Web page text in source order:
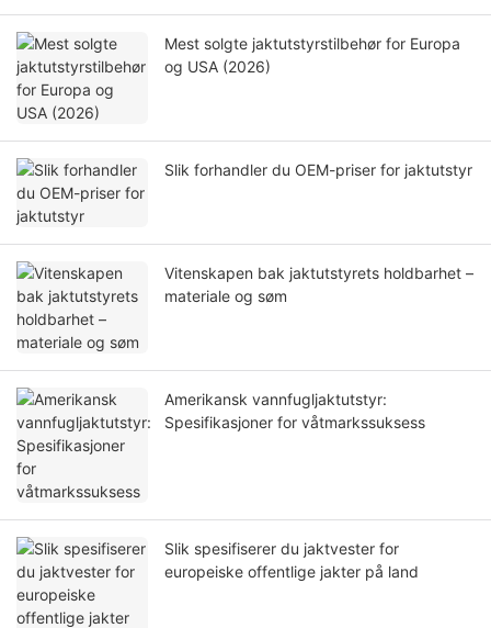
Mest solgte jaktutstyrstilbehør for Europa
og USA (2026)
Slik forhandler du OEM-priser for jaktutstyr
Vitenskapen bak jaktutstyrets holdbarhet –
materiale og søm
Amerikansk vannfugljaktutstyr:
Spesifikasjoner for våtmarkssuksess
Slik spesifiserer du jaktvester for
europeiske offentlige jakter på land